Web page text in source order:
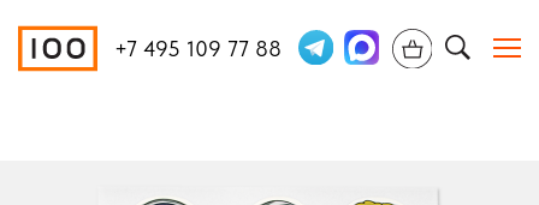
+7 495 109 77 88